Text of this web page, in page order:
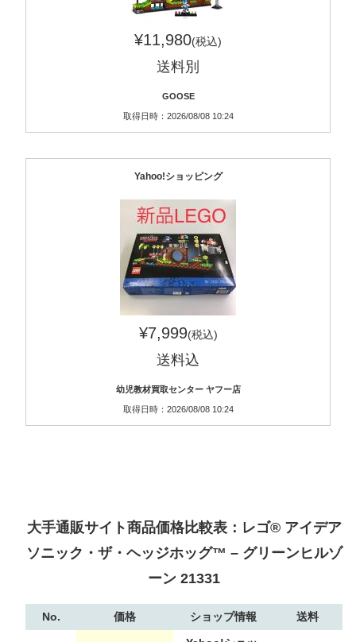
¥11,980(税込)
送料別
GOOSE
取得日時：2026/08/08 10:24
Yahoo!ショッピング
¥7,999(税込)
送料込
幼児教材買取センター ヤフー店
取得日時：2026/08/08 10:24
大手通販サイト商品価格比較表：レゴ® アイデア
ソニック・ザ・ヘッジホッグ™ – グリーンヒルゾ
ーン 21331
No. 価格 ショップ情報 送料